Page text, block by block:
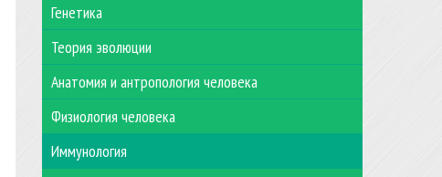
Генетика
Теория эволюции
Анатомия и антропология человека
Физиология человека
Иммунология